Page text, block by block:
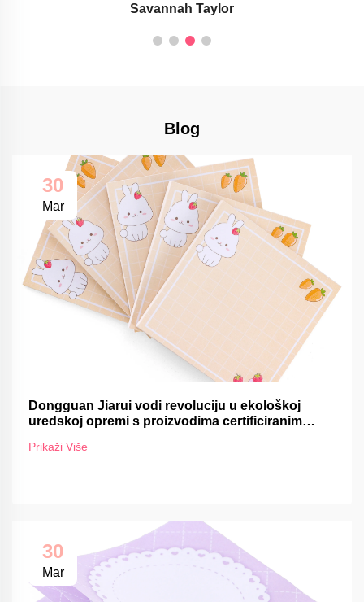
Savannah Taylor
Blog
30
Mar
Dongguan Jiarui vodi revoluciju u ekološkoj
uredskoj opremi s proizvodima certificiranim
Prikaži Više
30
Mar